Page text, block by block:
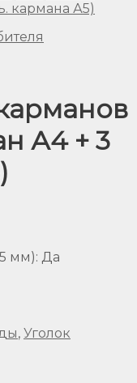
А4 + 3
мм): Да
, Уголок